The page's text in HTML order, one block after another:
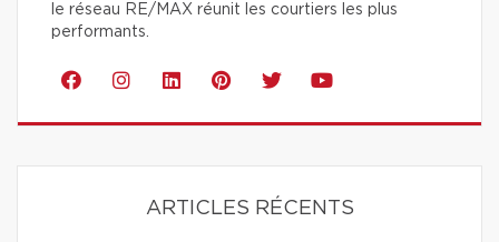
le réseau RE/MAX réunit les courtiers les plus
performants.
ARTICLES RÉCENTS